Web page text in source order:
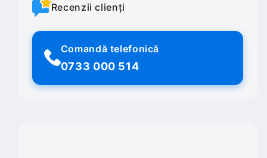
Recenzii clienți
Comandă telefonică
0733 000 514